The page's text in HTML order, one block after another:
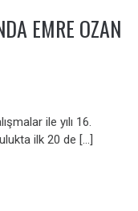
EMRE OZAN
ile yılı 16.
ilk 20 de […]